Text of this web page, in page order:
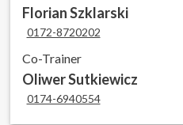
Florian Szklarski
0172-8720202
Co-Trainer
Oliwer Sutkiewicz
0174-6940554